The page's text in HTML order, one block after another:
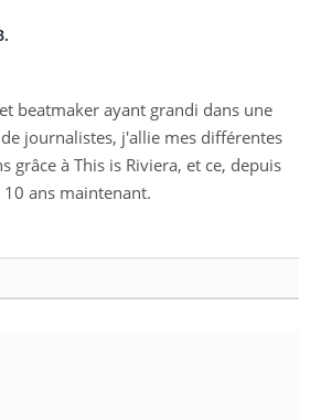
beatmaker ayant grandi dans une
journalistes, j'allie mes différentes
grâce à This is Riviera, et ce, depuis
10 ans maintenant.